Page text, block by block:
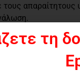
απαραίτητους
περιοχές
παρότι
τη